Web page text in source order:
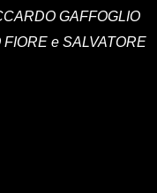
GAFFOGLIO
e SALVATORE